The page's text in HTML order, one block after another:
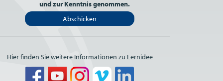
und zur Kenntnis genommen.
Abschicken
Hier finden Sie weitere Informationen zu Lernidee